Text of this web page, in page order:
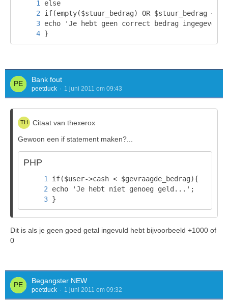
}
Bank fout
peetduck 1 juni 2011 om 09:43
Citaat van thexerox
Gewoon een if statement maken?...
PHP
}
Dit is als je geen goed getal ingevuld hebt bijvoorbeeld +1000 of
0
Begangster NEW
peetduck 1 juni 2011 om 09:32